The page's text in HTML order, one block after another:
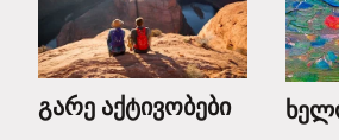
გარე აქტივობები